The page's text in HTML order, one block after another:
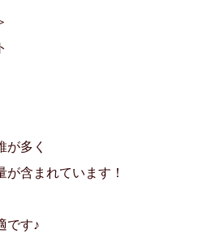
が多く
が含まれています！
です♪